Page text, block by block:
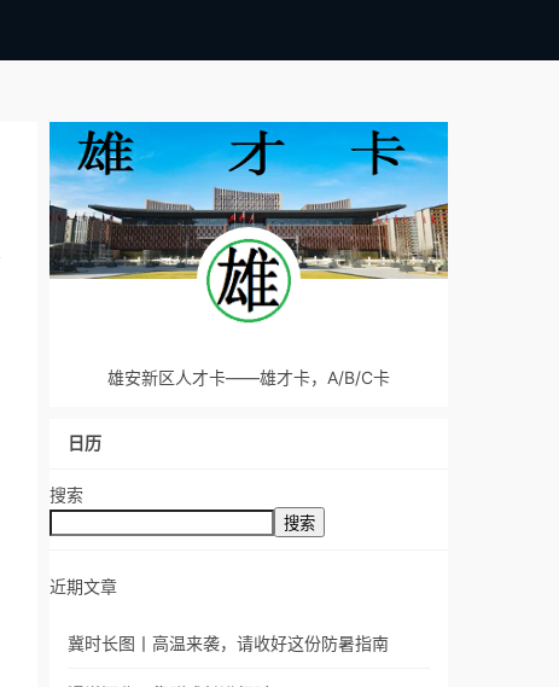
雄安新区人才卡——雄才卡，A/B/C卡
日历
搜索
搜索
近期文章
冀时长图丨高温来袭，请收好这份防暑指南